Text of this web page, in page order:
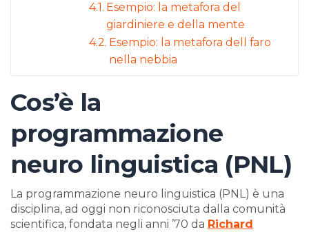
Esempio: la metafora del
giardiniere e della mente
Esempio: la metafora dell faro
nella nebbia
Cos’è la
programmazione
neuro linguistica (PNL)
La programmazione neuro linguistica (PNL) è una
disciplina, ad oggi non riconosciuta dalla comunità
scientifica, fondata negli anni ’70 da Richard